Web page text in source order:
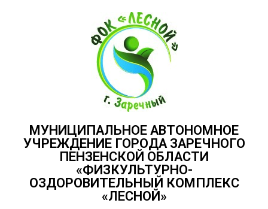
МУНИЦИПАЛЬНОЕ АВТОНОМНОЕ
УЧРЕЖДЕНИЕ ГОРОДА ЗАРЕЧНОГО
ПЕНЗЕНСКОЙ ОБЛАСТИ
«ФИЗКУЛЬТУРНО-
ОЗДОРОВИТЕЛЬНЫЙ КОМПЛЕКС
«ЛЕСНОЙ»